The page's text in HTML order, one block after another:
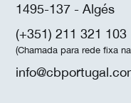
1495-137 - Algés
(+351) 211 321 103
(Chamada para rede fixa